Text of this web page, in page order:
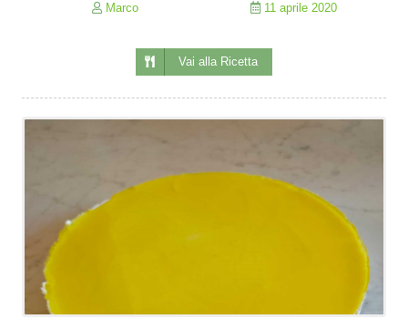
Marco 11 aprile 2020
Vai alla Ricetta